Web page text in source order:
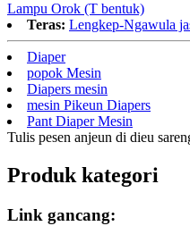
Lampu Orok (T bentuk)
Teras: Lengkep-Ngawula
Diaper
popok Mesin
Diapers mesin
mesin Pikeun Diapers
Pant Diaper Mesin
Tulis pesen anjeun di dieu
Produk kategori
Link gancang: